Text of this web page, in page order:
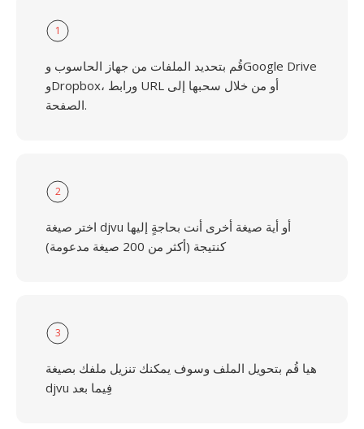
1
قُم بتحديد الملفات من جهاز الحاسوب وGoogle Drive
وDropbox، ورابط URL أو من خلال سحبها إلى
الصفحة.
2
اختر صيغة djvu أو أية صيغة أخرى أنت بحاجةٍ إليها
كنتيجة (أكثر من 200 صيغة مدعومة)
3
هيا قُم بتحويل الملف وسوف يمكنك تنزيل ملفك بصيغة
djvu فِيما بعد